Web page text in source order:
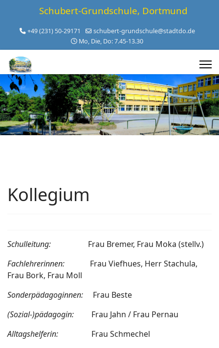
Schubert-Grundschule, Dortmund
+49 (231) 50-29171
schubert-grundschule@stadtdo.de
Mo, Die, Do: 7.45-13.30
Kollegium
Schulleitung:
Frau Bremer, Frau Moka (stellv.)
Fachlehrerinnen: Frau Viefhues, Herr Stachula,
Frau Bork, Frau Moll
Sonderpädagoginnen: Frau Beste
(Sozial-)pädagogin: Frau Jahn / Frau Pernau
Alltagshelferin: Frau Schmechel